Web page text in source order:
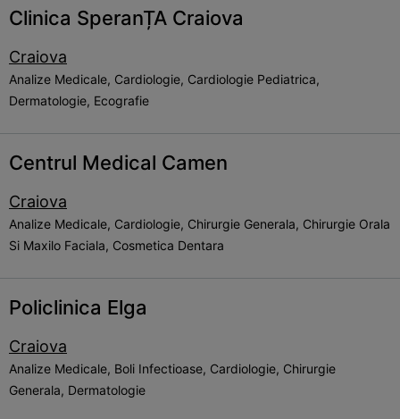
Clinica SperanȚA Craiova
Craiova
Analize Medicale, Cardiologie, Cardiologie Pediatrica,
Dermatologie, Ecografie
Centrul Medical Camen
Craiova
Analize Medicale, Cardiologie, Chirurgie Generala, Chirurgie Orala
Si Maxilo Faciala, Cosmetica Dentara
Policlinica Elga
Craiova
Analize Medicale, Boli Infectioase, Cardiologie, Chirurgie
Generala, Dermatologie